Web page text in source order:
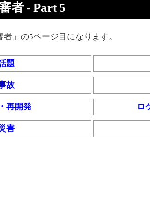
者 - Part 5
」の5ページ目になります。
題
故
再開発 ロ
害